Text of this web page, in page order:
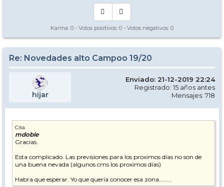
Karma: 0 - Votos positivos: 0 - Votos negativos: 0
Re: Novedades alto Campoo 19/20
hijar
Enviado: 21-12-2019 22:24
Registrado: 15 años antes
Mensajes: 718
Cita
mdoble
Gracias.
Esta complicado. Las previsiones para los proximos días no son de
una buena nevada (algunos cms los proximos días)
Habra que esperar. Yo que quería conocer esa zona.........